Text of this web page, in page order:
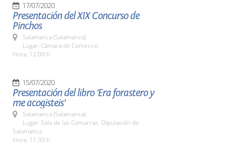
17/07/2020
Presentación del XIX Concurso de
Pinchos
Salamanca (Salamanca)
Lugar: Cámara de Comercio
Hora: 12:00 h.
15/07/2020
Presentación del libro 'Era forastero y
me acogisteis'
Salamanca (Salamanca)
Lugar: Sala de las Comarcas. Diputación de
Salamanca
Hora: 11:30 h.